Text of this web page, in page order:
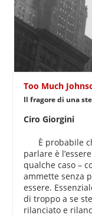
Too Much
Il fragore di una
Ciro Giorgini
È probabile
parlare è
qualche caso –
ammette senza
essere.
di troppo a se
rilanciato e